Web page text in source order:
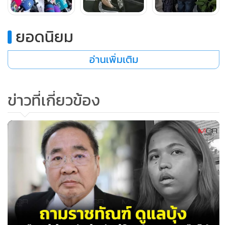
เมื่อถามว่าเหตุใดถึงกังวลเรื่องพยานหลักฐาน นายกฤษฎางค์
ไทย ปี 53-54 ก็มีผู้ต้องขังติดเชื้อเสียชีวิตในเรือนจำเยอะ ซึ่งสิ่งที่
กังวลใจคือ เมื่อวานนี้สรุปแล้วเกิดอะไรขึ้นกับบุ้ง พยานปาก
สำคัญอาจจะเป็น น.ส.ทานตะวัน ตัวตุลานนท์ เพราะอยู่ใกล้เคียง
ไม่ ซึ่งพวกนี้ต้องมีภาพกล้องวงจรปิดตลอดเวลาอยู่แล้ว และต้อง
ตรวจสอบด้วยว่ามีการพาไปรักษาที่ไหนหรือไม่ รวมทั้งต้องดูด้วย
ว่าอาหารที่กิน ยาที่ให้ก่อนเกิดเหตุใครเป็นคนให้ และเป็นยา
อะไร ซึ่งทั้งหมดนี้ล้วนเป็นข้อมูลที่อยู่ในรายงานแพทย์ อยากให้
รมว.ยธ.มีคำสั่งเด็ดขาดให้ รวบรวมพยานหลักฐานเหล่านี้ไว้และ
ให้คนกลางเข้าไปตรวจสอบ
นายกฤษฎางค์ ยังบอกว่า จริงๆความตายเป็นเรื่องปกติ ทุกคน
ต้องตายอยู่แล้ว แต่ถ้ามันไม่สมควร แต่เรื่องนี้ไม่ใช่เรื่องการเมือง
ยอดนิยม
อ่านเพิ่มเติม
ข่าวที่เกี่ยวข้อง